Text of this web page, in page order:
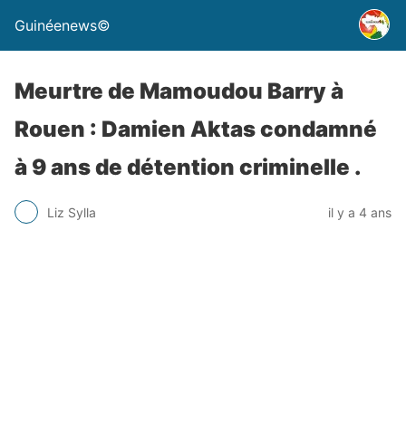
Guinéenews©
Meurtre de Mamoudou Barry à
Rouen : Damien Aktas condamné
à 9 ans de détention criminelle .
Liz Sylla il y a 4 ans